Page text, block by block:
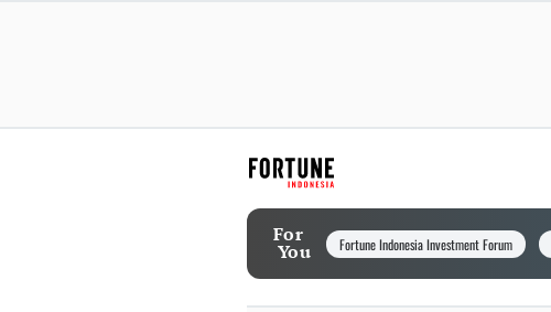
For
You Fortune Indonesia Investment Forum